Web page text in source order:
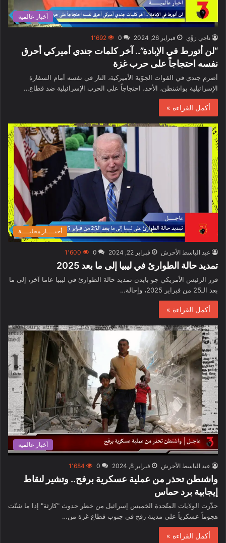
أخبار عالمية
ناجي زوَّي فبراير 26, 2024 0 1٬692
“لن أتورط في الإبادة”.. آخر كلمات جندي أميركي أحرق
نفسه احتجاجاً على حرب غزة
أضرم جندي في القوات الجوّية الأميركية، النار في نفسه أمام السفارة
الإسرائيلية بواشنطن، الأحد، احتجاجاً على الحرب الإسرائيلية ضد قطاع…
أكمل القراءة »
أخبــــار محليــــة
عبد الباسط الأحرش فبراير 22, 2024 0 1٬600
تمديد حالة الطوارئ في ليبيا إلى ما بعد 2025
قرر الرئيس الأمريكي جو بايدن تمديد حالة الطوارئ في ليبيا عاما آخر، إلى ما
بعد الـ25 من فبراير 2025، وإحالة…
أكمل القراءة »
أخبار عالمية
عبد الباسط الأحرش فبراير 8, 2024 0 1٬684
واشنطن تحذر من عملية عسكرية برفح.. وتشير لنقاط
إيجابية برد حماس
حذّرت الولايات المتّحدة الخميس إسرائيل من خطر حدوث "كارثة" إذا ما شنّت
هجوماً عسكرياً على مدينة رفح في جنوب قطاع غزة من…
أكمل القراءة »